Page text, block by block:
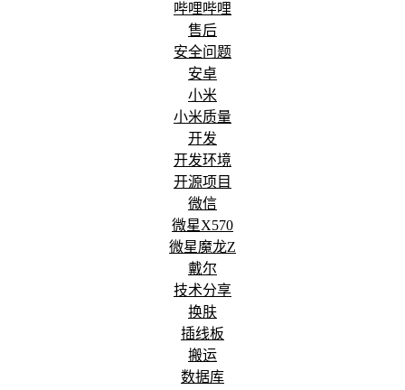
哔哩哔哩
售后
安全问题
安卓
小米
小米质量
开发
开发环境
开源项目
微信
微星X570
微星魔龙Z
戴尔
技术分享
换肤
插线板
搬运
数据库